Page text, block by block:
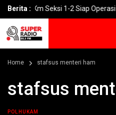
Berita :
Km Seksi 1-2 Siap Operasi
Home stafsus menteri ham
stafsus
POLHUKAM